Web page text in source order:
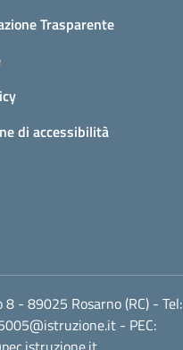
Trasparente
di accessibilità
8 - 89025 Rosarno (RC) - Tel:
- PEC: